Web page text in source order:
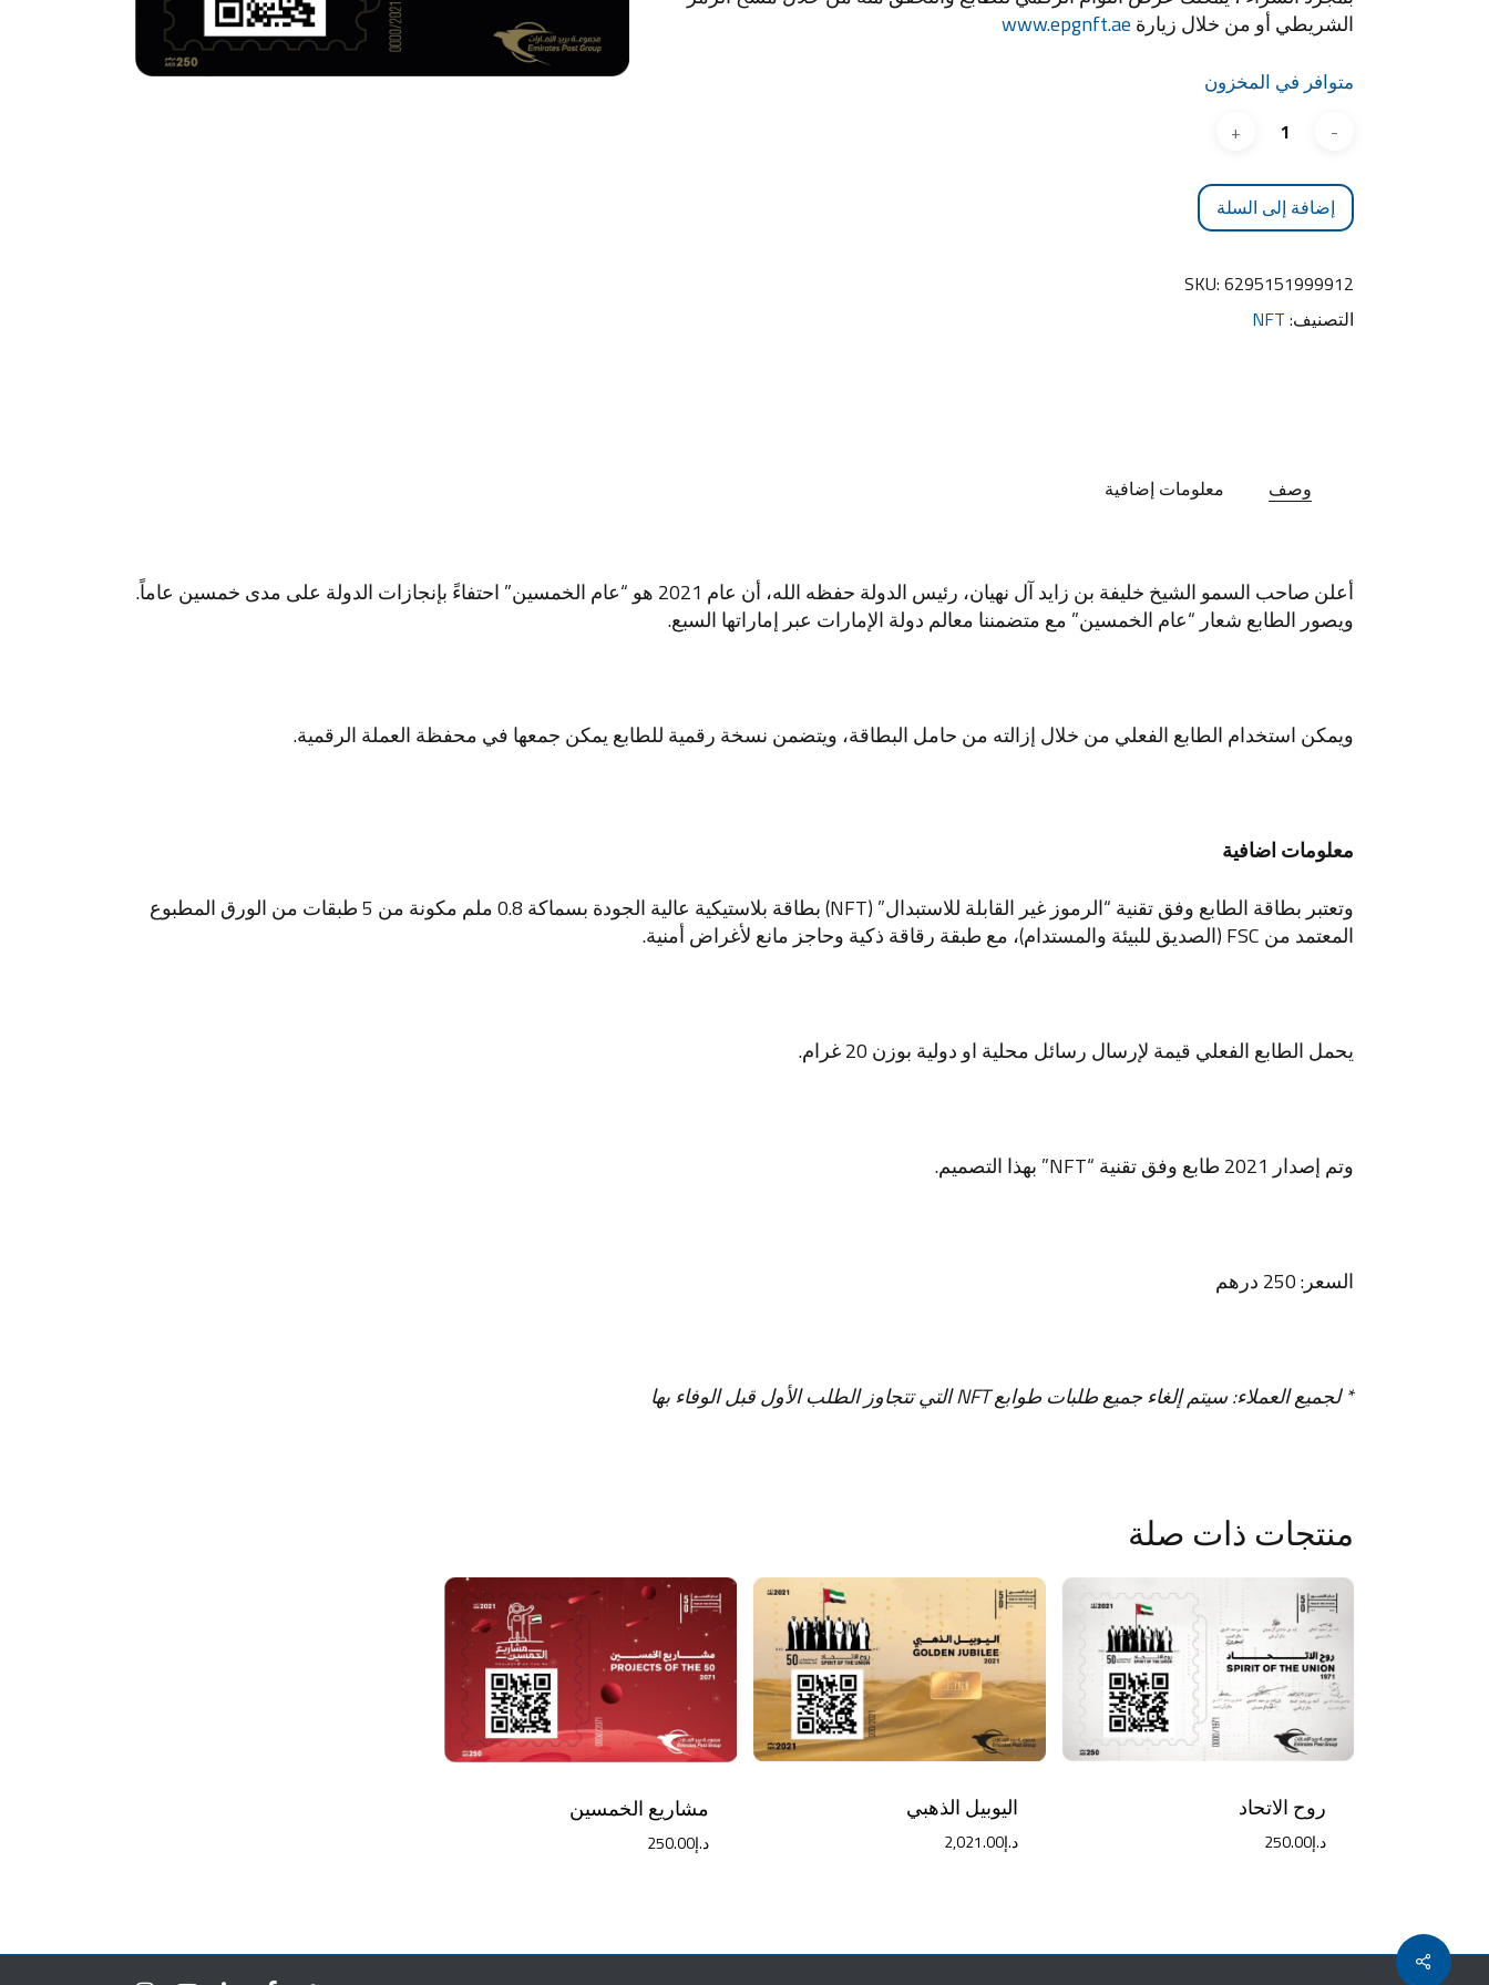
الشريطي أو من خلال زيارة www.epgnft.ae
متوافر في المخزون
إضافة إلى السلة
SKU: 6295151999912
التصنيف: NFT
وصف معلومات إضافية
أعلن صاحب السمو الشيخ خليفة بن زايد آل نهيان، رئيس الدولة حفظه الله، أن عام 2021 هو “عام الخمسين” احتفاءً بإنجازات الدولة على مدى خمسين عاماً.
ويصور الطابع شعار “عام الخمسين” مع متضمننا معالم دولة الإمارات عبر إماراتها السبع.
ويمكن استخدام الطابع الفعلي من خلال إزالته من حامل البطاقة، ويتضمن نسخة رقمية للطابع يمكن جمعها في محفظة العملة الرقمية.
معلومات اضافية
وتعتبر بطاقة الطابع وفق تقنية “الرموز غير القابلة للاستبدال” (NFT) بطاقة بلاستيكية عالية الجودة بسماكة 0.8 ملم مكونة من 5 طبقات من الورق المطبوع
المعتمد من FSC (الصديق للبيئة والمستدام)، مع طبقة رقاقة ذكية وحاجز مانع لأغراض أمنية.
يحمل الطابع الفعلي قيمة لإرسال رسائل محلية او دولية بوزن 20 غرام.
وتم إصدار 2021 طابع وفق تقنية “NFT” بهذا التصميم.
السعر: 250 درهم
* لجميع العملاء: سيتم إلغاء جميع طلبات طوابع NFT التي تتجاوز الطلب الأول قبل الوفاء بها
منتجات ذات صلة
روح الاتحاد
د.إ250.00
اليوبيل الذهبي
د.إ2,021.00
مشاريع الخمسين
د.إ250.00
Share